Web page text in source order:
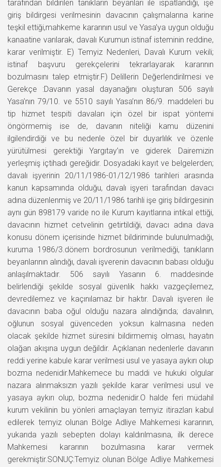
tarafından bildirilen tanıkların beyanları ile ispatlandığı, işe
giriş bildirgesi verilmesinin davacının çalışmalarına karine
teşkil ettiği,mahkeme kararının usul ve Yasa’ya uygun olduğu
kanaatine varılarak, davalı Kurumun istinaf isteminin reddine,
karar verilmiştir. E) Temyiz Nedenleri, Davalı Kurum vekili;
istinaf başvuru gerekçelerini tekrarlayarak kararının
bozulmasını talep etmiştir.F) Delillerin Değerlendirilmesi ve
Gerekçe :Davanın yasal dayanağını oluşturan 506 sayılı
Yasa’nın 79/10. ve 5510 sayılı Yasa’nın 86/9. maddeleri bu
tip hizmet tespiti davaları için özel bir ispat yöntemi
öngörmemiş ise de, davanın niteliği kamu düzenini
ilgilendirdiği ve bu nedenle özel bir duyarlılık ve özenle
yürütülmesi gerektiği Yargıtay’ın ve giderek Dairemizin
yerleşmiş içtihadı gereğidir. Dosyadaki kayıt ve belgelerden;
davalı işyerinin 20/11/1986-01/12/1986 tarihleri arasında
kanun kapsamında olduğu, davalı işyeri tarafından davacı
adına düzenlenmiş ve 20/11/1986 tarihli işe giriş bildirgesinin
aynı gün 898179 varide no ile Kurum kayıtlarına intikal ettiği,
davacının hizmet cetvelinin getirtildiği, davacı adına dava
konusu dönem içerisinde hizmet bildiriminde bulunulmadığı,
kuruma 1986/3.dönem bordrosunun verilmediği, tanıkların
beyanlarının alındığı, davalı işverenin davacının babası olduğu
anlaşılmaktadır. 506 sayılı Yasanın 6. maddesinde
belirlendiği şekilde sosyal güvenlik hakkı vazgeçilemez,
devredilemez ve kaçınılamaz bir haktır. Davalı işveren ile
davacının baba oğul olduğu nazara alındığında; davalının,
oğlunun sosyal güvenceden yoksun kalmasına neden
olacak şekilde hizmet süresini bildirmemiş olması, hayatın
olağan akışına uygun değildir. Açıklanan nedenlerle davanın
reddi yerine kabule karar verilmesi usul ve yasaya aykırı olup
bozma nedenidir.Mahkemece bu maddi ve hukuki olgular
nazara alınmaksızın yazılı şekilde karar verilmesi usul ve
yasaya aykırı olup, bozma nedenidir.O halde feri müdahil
kurum vekilinin bu yönleri amaçlayan temyiz itirazları kabul
edilerek temyiz olunan Bölge Adliye Mahkemesi kararının,
yukarıda yazılı sebepten dolayı kaldırılmasına, ilk derece
Mahkemesi kararının bozulmasına karar vermek
gerekmiştir.SONUÇ:Temyiz olunan Bölge Adliye Mahkemesi